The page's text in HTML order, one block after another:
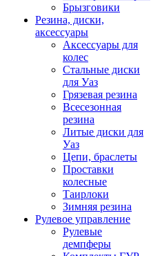
Брызговики
Резина, диски,
аксессуары
Аксессуары для
колес
Стальные диски
для Уаз
Грязевая резина
Всесезонная
резина
Литые диски для
Уаз
Цепи, браслеты
Проставки
колесные
Таирлоки
Зимняя резина
Рулевое управление
Рулевые
демпферы